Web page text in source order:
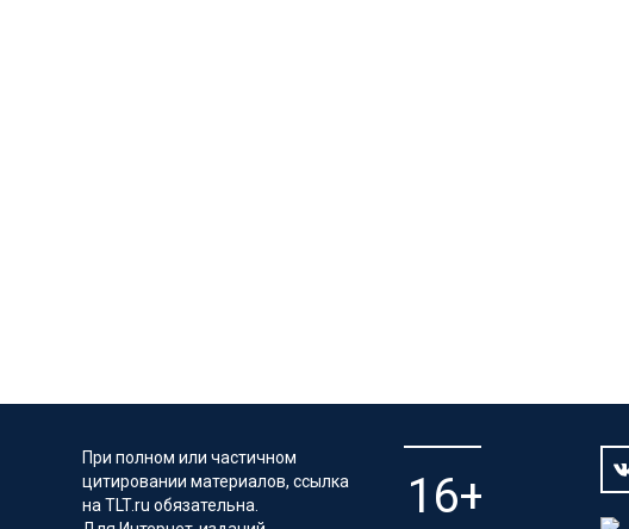
При полном или частичном
цитировании материалов, ссылка
на TLT.ru обязательна.